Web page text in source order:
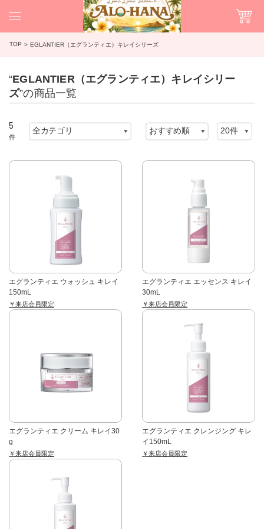
TOP EGLANTIER（エグランティエ）キレイシリーズ
“EGLANTIER（エグランティエ）キレイシリー
ズ”の商品一覧
5
件
エグランティエ ウォッシュ キレイ
150mL
￥来店会員限定
エグランティエ エッセンス キレイ
30mL
￥来店会員限定
エグランティエ クリーム キレイ30
g
￥来店会員限定
エグランティエ クレンジング キレ
イ150mL
￥来店会員限定